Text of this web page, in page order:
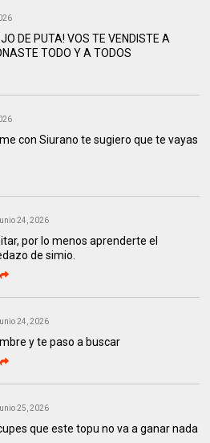
DE PUTA! VOS TE VENDISTE A
TODO Y A TODOS
con Siurano te sugiero que te vayas
24, 2026
por lo menos aprenderte el
de simio.
24, 2026
y te paso a buscar
25, 2026
que este topu no va a ganar nada